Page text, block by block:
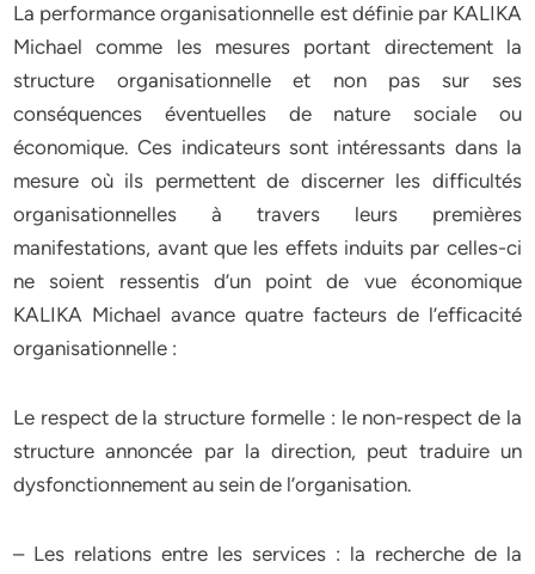
La performance organisationnelle est définie par KALIKA
Michael comme les mesures portant directement la
structure organisationnelle et non pas sur ses
conséquences éventuelles de nature sociale ou
économique. Ces indicateurs sont intéressants dans la
mesure où ils permettent de discerner les difficultés
organisationnelles à travers leurs premières
manifestations, avant que les effets induits par celles-ci
ne soient ressentis d’un point de vue économique
KALIKA Michael avance quatre facteurs de l’efficacité
organisationnelle :
Le respect de la structure formelle : le non-respect de la
structure annoncée par la direction, peut traduire un
dysfonctionnement au sein de l’organisation.
– Les relations entre les services : la recherche de la